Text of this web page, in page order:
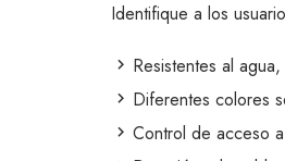
Identifique a los
Resistentes al
Diferentes colores
Control de acceso